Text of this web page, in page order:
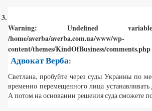
Warning: Undefined
/home/averba/averba.com.ua/www/wp-
content/themes/KindOfBusiness/comments.php
Адвокат Верба:
Светлана, пробуйте через суды Украины по
временно перемещенного лица
А потом на основании решения суда сможете